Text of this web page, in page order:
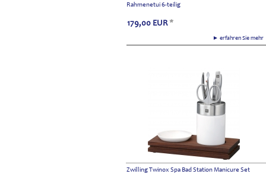
Rahmenetui 6-teilig
► erfahren Sie
179,00 EUR *
Zwilling Twinox Spa Bad Station Manicure Set